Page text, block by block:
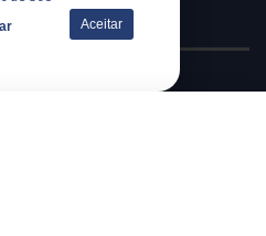
Aceitar